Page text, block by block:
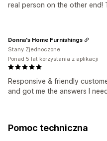
real person on the other end!
Responsive & friendly
and got me the answers I
Donna's Home Furnishings
Stany Zjednoczone
Ponad 5 lat korzystania z aplikacji
Pomoc techniczna